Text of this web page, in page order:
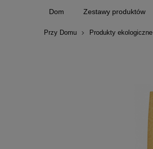
Dom Zestawy produktów
Przy Domu Produkty ekologiczne